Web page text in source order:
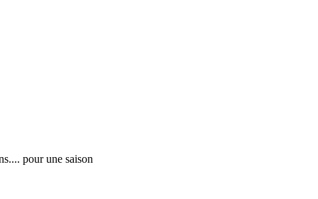
pour une saison